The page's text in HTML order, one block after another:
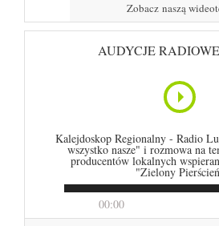
Zobacz naszą
AUDYCJE
00:00
Kalejdoskop Regionalny - Radio
wszystko nasze" i rozmowa na
producentów lokalnych
"Zielony